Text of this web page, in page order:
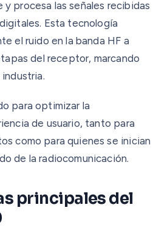
procesa las señales recibidas
Esta tecnología
el ruido en la banda HF a
del receptor, marcando
para optimizar la
de usuario, tanto para
como para quienes se inician
de la radiocomunicación.
principales del